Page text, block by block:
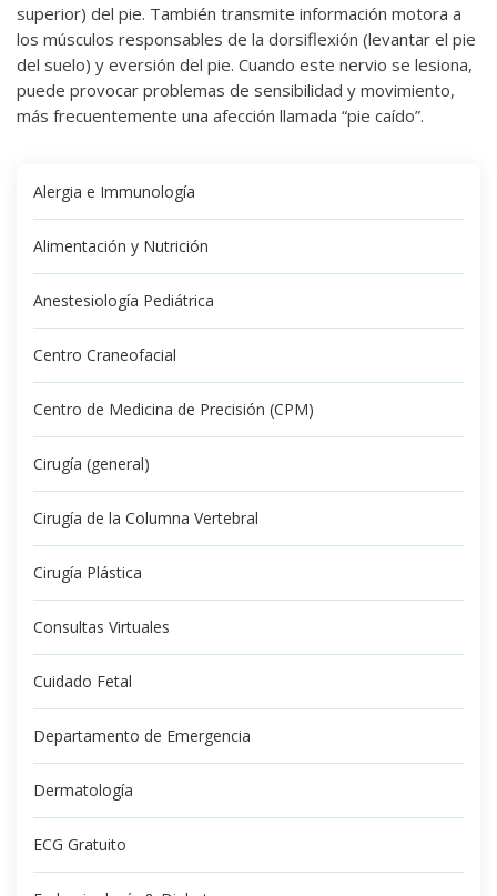
superior) del pie. También transmite información motora a
los músculos responsables de la dorsiflexión (levantar el pie
del suelo) y eversión del pie. Cuando este nervio se lesiona,
puede provocar problemas de sensibilidad y movimiento,
más frecuentemente una afección llamada “pie caído”.
Alergia e Immunología
Alimentación y Nutrición
Anestesiología Pediátrica
Centro Craneofacial
Centro de Medicina de Precisión (CPM)
Cirugía (general)
Cirugía de la Columna Vertebral
Cirugía Plástica
Consultas Virtuales
Cuidado Fetal
Departamento de Emergencia
Dermatología
ECG Gratuito